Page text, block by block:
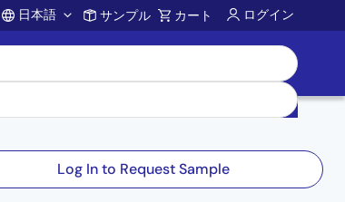
日本語 サンプル カート ログイン
Log In to Request Sample